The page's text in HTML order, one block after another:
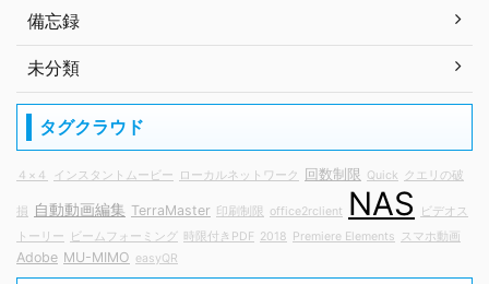
備忘録
未分類
タグクラウド
４×４ インスタントムービー ローカルネットワーク 回数制限 Quick クエリの破
損 自動動画編集 TerraMaster 印刷制限 office2rclient NAS
ビデオス
トーリー
ビームフォーミング 時限付きPDF 2018 Premiere Elements スマホ動画
Adobe MU-MIMO easyQR